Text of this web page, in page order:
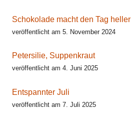
Schokolade macht den Tag heller
veröffentlicht am 5. November 2024
Petersilie, Suppenkraut
veröffentlicht am 4. Juni 2025
Entspannter Juli
veröffentlicht am 7. Juli 2025